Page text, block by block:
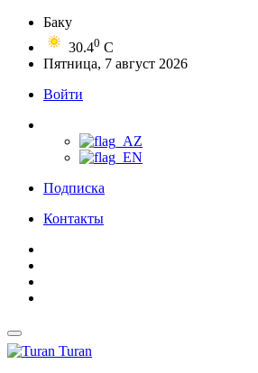
Баку
30.40 C
Пятница, 7 август 2026
Войти
Подписка
Контакты
Turan